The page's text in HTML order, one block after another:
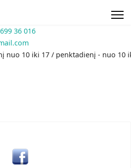
36 016
nuo 10 iki 17 / penktadienį - nuo 10